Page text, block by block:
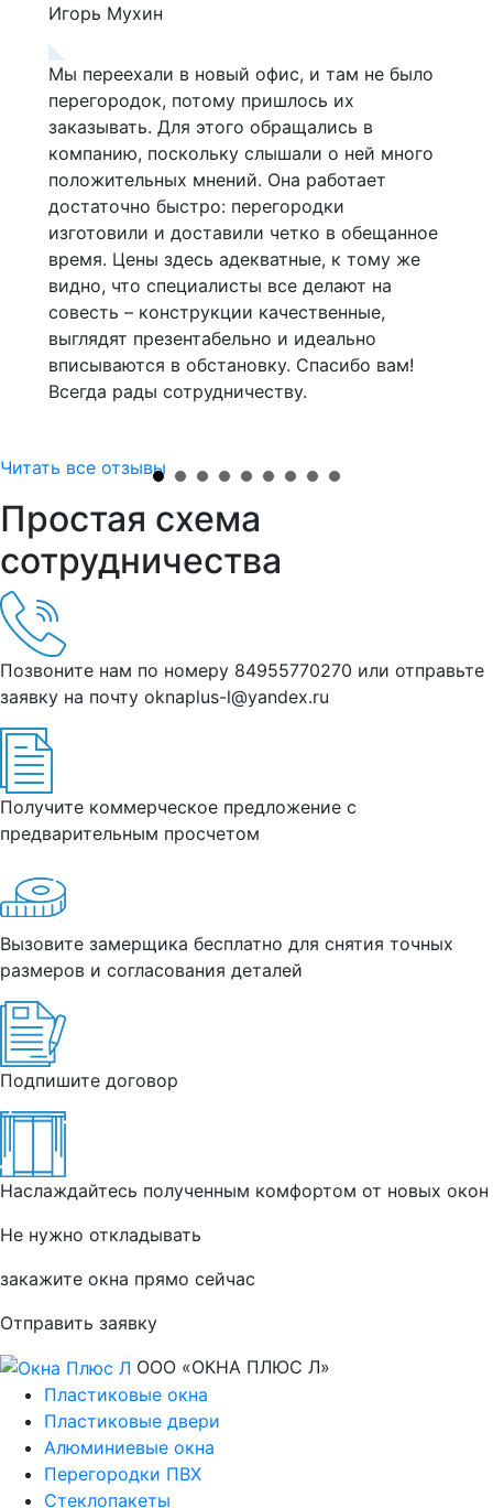
Игорь Мухин
Мы переехали в новый офис, и там не было
перегородок, потому пришлось их
заказывать. Для этого обращались в
компанию, поскольку слышали о ней много
положительных мнений. Она работает
достаточно быстро: перегородки
изготовили и доставили четко в обещанное
время. Цены здесь адекватные, к тому же
видно, что специалисты все делают на
совесть – конструкции качественные,
выглядят презентабельно и идеально
вписываются в обстановку. Спасибо вам!
Всегда рады сотрудничеству.
Читать все отзывы
Простая схема
сотрудничества
Позвоните нам по номеру 84955770270 или отправьте
заявку на почту oknaplus-l@yandex.ru
Получите коммерческое предложение с
предварительным просчетом
Вызовите замерщика бесплатно для снятия точных
размеров и согласования деталей
Подпишите договор
Наслаждайтесь полученным комфортом от новых окон
Не нужно откладывать
закажите окна прямо сейчас
Отправить заявку
ООО «ОКНА ПЛЮС Л»
Пластиковые окна
Пластиковые двери
Алюминиевые окна
Перегородки ПВХ
Стеклопакеты